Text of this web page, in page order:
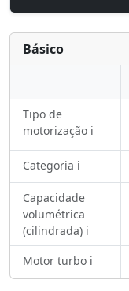
Básico
Tipo de
motorização ℹ️
Categoria ℹ️
Capacidade
volumétrica
(cilindrada) ℹ️
Motor turbo ℹ️